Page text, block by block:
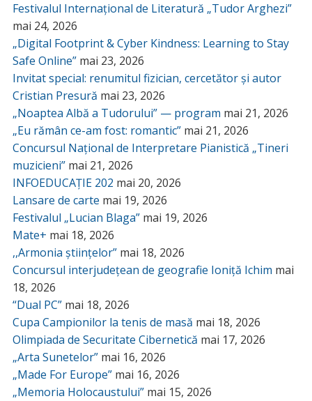
Festivalul Internațional de Literatură „Tudor Arghezi”
mai 24, 2026
„Digital Footprint & Cyber Kindness: Learning to Stay
Safe Online” mai 23, 2026
Invitat special: renumitul fizician, cercetător și autor
Cristian Presură mai 23, 2026
„Noaptea Albă a Tudorului” — program mai 21, 2026
„Eu rămân ce-am fost: romantic” mai 21, 2026
Concursul Național de Interpretare Pianistică „Tineri
muzicieni” mai 21, 2026
INFOEDUCAȚIE 202 mai 20, 2026
Lansare de carte mai 19, 2026
Festivalul „Lucian Blaga” mai 19, 2026
Mate+ mai 18, 2026
,,Armonia științelor” mai 18, 2026
Concursul interjudețean de geografie Ioniță Ichim mai
18, 2026
“Dual PC” mai 18, 2026
Cupa Campionilor la tenis de masă mai 18, 2026
Olimpiada de Securitate Cibernetică mai 17, 2026
„Arta Sunetelor” mai 16, 2026
„Made For Europe” mai 16, 2026
„Memoria Holocaustului” mai 15, 2026